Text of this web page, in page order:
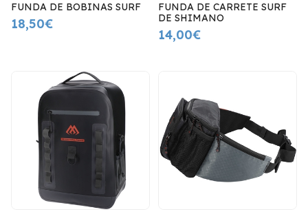
FUNDA DE BOBINAS SURF
18,50€
FUNDA DE CARRETE SURF
DE SHIMANO
14,00€